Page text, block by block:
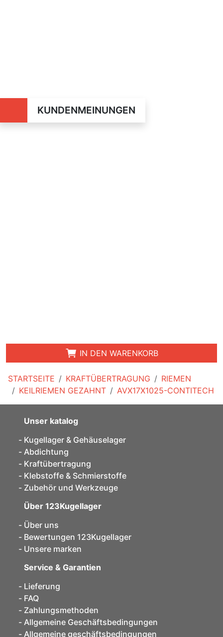
STARTSEITE KRAFTÜBERTRAGUNG
RIEMEN
KEILRIEMEN GEZAHNT
AVX17X1025-CONTITECH
KUNDENMEINUNGEN
IN DEN WARENKORB
Unser katalog
Kugellager & Gehäuselager
Abdichtung
Kraftübertragung
Klebstoffe & Schmierstoffe
Zubehör und Werkzeuge
Über 123Kugellager
Über uns
Bewertungen 123Kugellager
Unsere marken
Service & Garantien
Lieferung
FAQ
Zahlungsmethoden
Allgemeine Geschäftsbedingungen
Allgemeine geschäftsbedingungen